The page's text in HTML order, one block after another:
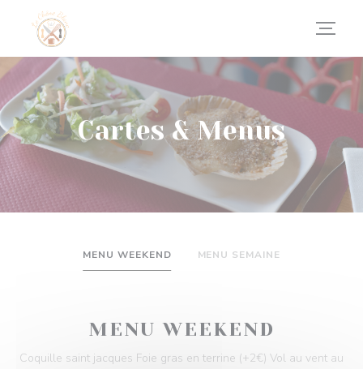
Personnalisation de vos choix en matière de cookies
Cartes & Menus
MENU WEEKEND MENU SEMAINE
MENU WEEKEND
Coquille saint jacques Foie gras en terrine (+2€) Vol au vent au